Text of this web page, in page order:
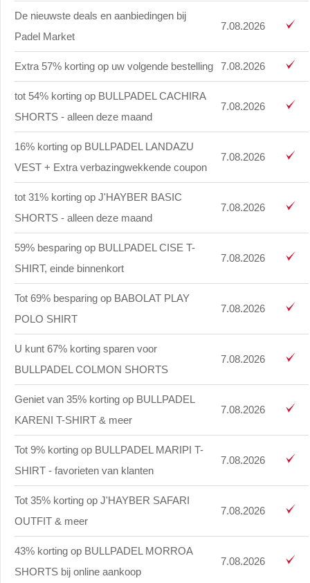
De nieuwste deals en aanbiedingen bij
Padel Market
7.08.2026
Extra 57% korting op uw volgende bestelling 7.08.2026
tot 54% korting op BULLPADEL CACHIRA
SHORTS - alleen deze maand
7.08.2026
16% korting op BULLPADEL LANDAZU
VEST + Extra verbazingwekkende coupon
7.08.2026
tot 31% korting op J'HAYBER BASIC
SHORTS - alleen deze maand
7.08.2026
59% besparing op BULLPADEL CISE T-
SHIRT, einde binnenkort
7.08.2026
Tot 69% besparing op BABOLAT PLAY
POLO SHIRT
7.08.2026
U kunt 67% korting sparen voor
BULLPADEL COLMON SHORTS
7.08.2026
Geniet van 35% korting op BULLPADEL
KARENI T-SHIRT & meer
7.08.2026
Tot 9% korting op BULLPADEL MARIPI T-
SHIRT - favorieten van klanten
7.08.2026
Tot 35% korting op J'HAYBER SAFARI
OUTFIT & meer
7.08.2026
43% korting op BULLPADEL MORROA
SHORTS bij online aankoop
7.08.2026